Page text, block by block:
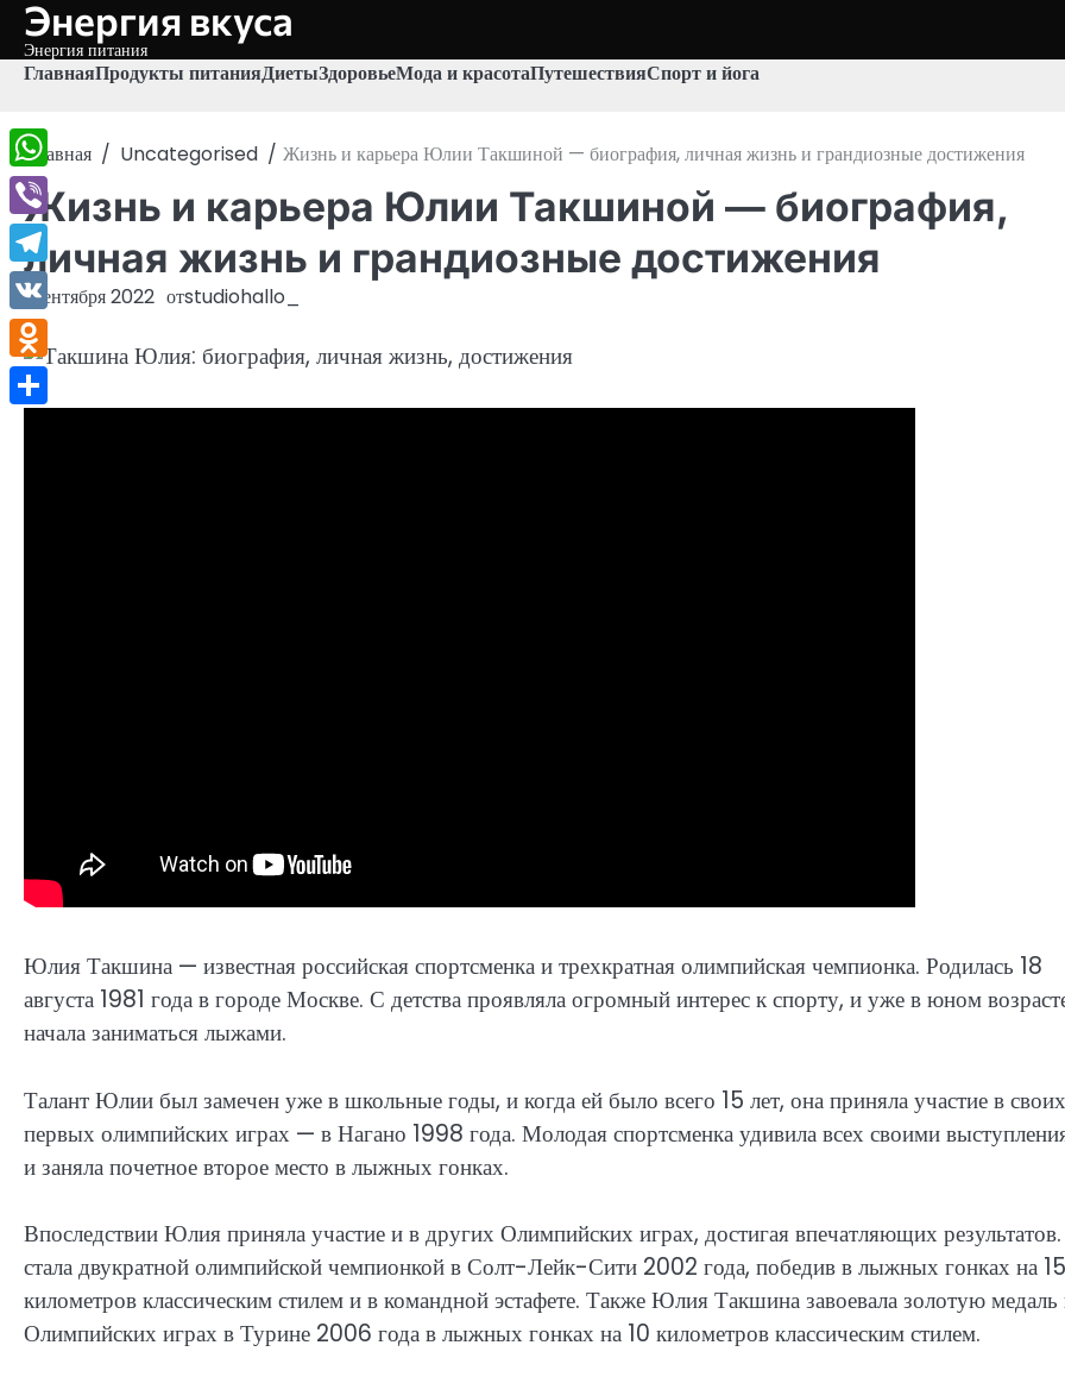
Перейти
содержимому
Энергия вкуса
Энергия питания
ГлавнаяПродукты питанияДиетыЗдоровьеМода и красотаПутешествияСпорт и йога
Главная Uncategorised Жизнь и карьера Юлии Такшиной — биография, личная жизнь и грандиозные достижения
Жизнь и карьера Юлии Такшиной — биография,
личная жизнь и грандиозные достижения
1 сентября 2022 отstudiohallo_
Юлия Такшина — известная российская спортсменка и трехкратная олимпийская чемпионка. Родилась 18
августа 1981 года в городе Москве. С детства проявляла огромный интерес к спорту, и уже в юном
начала заниматься лыжами.
Талант Юлии был замечен уже в школьные годы, и когда ей было всего 15 лет, она приняла участие в своих
первых олимпийских играх — в Нагано 1998 года. Молодая спортсменка удивила всех своими
и заняла почетное второе место в лыжных гонках.
Впоследствии Юлия приняла участие и в других Олимпийских играх, достигая впечатляющих
стала двукратной олимпийской чемпионкой в Солт-Лейк-Сити 2002 года, победив в лыжных гонках на 15
километров классическим стилем и в командной эстафете. Также Юлия Такшина завоевала золотую медаль
Олимпийских играх в Турине 2006 года в лыжных гонках на 10 километров классическим стилем.
WhatsApp
Viber
Telegram
VK
Odnoklassniki